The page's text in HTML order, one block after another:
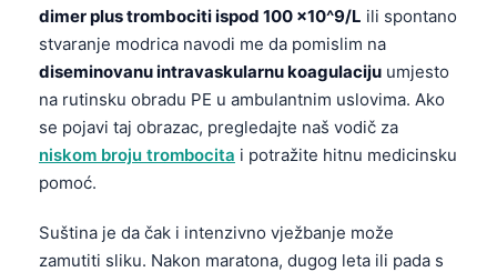
dimer plus trombociti ispod 100 x10^9/L ili spontano
stvaranje modrica navodi me da pomislim na
diseminovanu intravaskularnu koagulaciju umjesto
na rutinsku obradu PE u ambulantnim uslovima. Ako
se pojavi taj obrazac, pregledajte naš vodič za
niskom broju trombocita i potražite hitnu medicinsku
pomoć.
Suština je da čak i intenzivno vježbanje može
zamutiti sliku. Nakon maratona, dugog leta ili pada s